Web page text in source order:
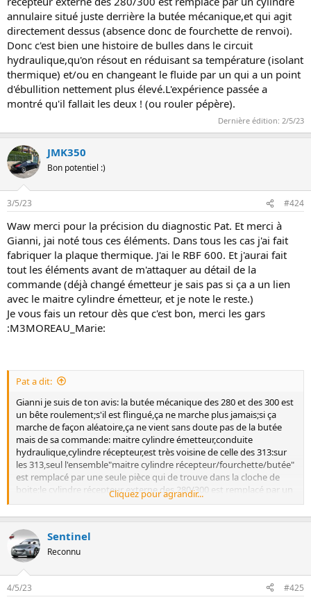
annulaire situé juste derrière la butée mécanique,et qui agit
directement dessus (absence donc de fourchette de renvoi).
Donc c'est bien une histoire de bulles dans le circuit
hydraulique,qu'on résout en réduisant sa température (isolant
thermique) et/ou en changeant le fluide par un qui a un point
d'ébullition nettement plus élevé.L'expérience passée a
montré qu'il fallait les deux ! (ou rouler pépère).
Dernière édition: 2/5/23
JMK350
Bon potentiel :)
3/5/23 #424
Waw merci pour la précision du diagnostic Pat. Et merci à
Gianni, jai noté tous ces éléments. Dans tous les cas j'ai fait
fabriquer la plaque thermique. J'ai le RBF 600. Et j'aurai fait
tout les éléments avant de m'attaquer au détail de la
commande (déjà changé émetteur je sais pas si ça a un lien
avec le maitre cylindre émetteur, et je note le reste.)
Je vous fais un retour dès que c'est bon, merci les gars
:M3MOREAU_Marie:
Pat a dit:
Gianni je suis de ton avis: la butée mécanique des 280 et des 300 est
un bête roulement;s'il est flingué,ça ne marche plus jamais;si ça
marche de façon aléatoire,ça ne vient sans doute pas de la butée
mais de sa commande: maitre cylindre émetteur,conduite
hydraulique,cylindre récepteur,est très voisine de celle des 313:sur
les 313,seul l'ensemble"maitre cylindre récepteur/fourchette/butée"
est remplacé par une seule pièce qui de trouve dans la cloche de
boite;le cylindre récepteur externe des 280/300 est remplacé par un
cylindre annulaire situé juste derrière la butée mécanique,et qui agit
directement dessus (absence donc de fourchette de renvoi).
Donc c'est bien une histoire de bulles dans le circuit
hydraulique,qu'on résout en réduisant sa température (isolant
thermique) et/ou en changeant le fluide par un qui a un point
d'ébullition nettement plus élevé.L'expérience passée a montré qu'il
fallait les deux ! (ou rouler pépère).
Cliquez pour agrandir...
Sentinel
Reconnu
4/5/23 #425